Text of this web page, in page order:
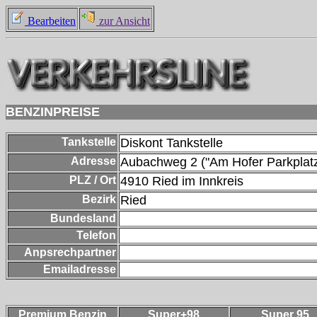
Bearbeiten zur Ansicht
BENZINPREISE
Tankstelle Diskont Tankstelle
Adresse Aubachweg 2 ("Am Hofer
PLZ / Ort 4910 Ried im Innkreis
Bezirk Ried
Bundesland
Telefon
Anpsrechpartner
Emailadresse
Premium Benzin Super+98 Super 95